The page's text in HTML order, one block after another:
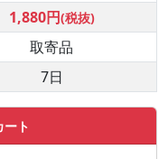
1,880円(税抜)
取寄品
7日
ート